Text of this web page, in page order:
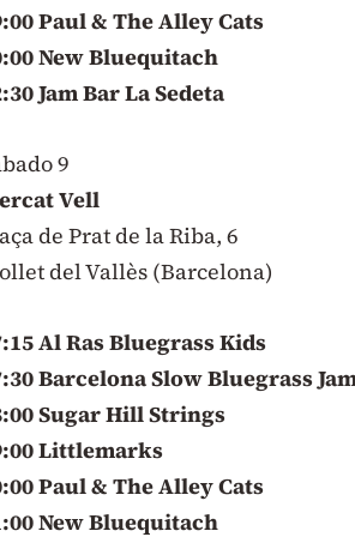
Paul & The Alley Cats
New Bluequitach
Jam Bar La Sedeta
9
Vell
de Prat de la Riba, 6
del Vallès (Barcelona)
Al Ras Bluegrass Kids
Barcelona Slow Bluegrass
Sugar Hill Strings
Littlemarks
Paul & The Alley Cats
New Bluequitach